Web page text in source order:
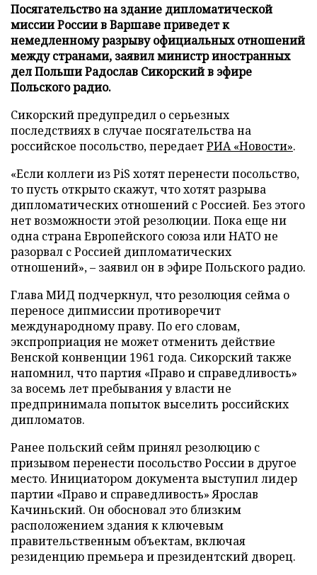
Посягательство на здание дипломатической
миссии России в Варшаве приведет к
немедленному разрыву официальных отношений
между странами, заявил министр иностранных
дел Польши Радослав Сикорский в эфире
Польского радио.
Сикорский предупредил о серьезных
последствиях в случае посягательства на
российское посольство, передаетРИА «Новости».
«Если коллеги из PiS хотят перенести посольство,
то пусть открыто скажут, что хотят разрыва
дипломатических отношений с Россией. Без этого
нет возможности этой резолюции. Пока еще ни
одна страна Европейского союза или НАТО не
разорвал с Россией дипломатических
отношений», – заявил он в эфире Польского радио.
Глава МИД подчеркнул, что резолюция сейма о
переносе дипмиссии противоречит
международному праву. По его словам,
экспроприация не может отменить действие
Венской конвенции 1961 года. Сикорский также
напомнил, что партия «Право и справедливость»
за восемь лет пребывания у власти не
предпринимала попыток выселить российских
дипломатов.
Ранее польский сейм принял резолюцию с
призывом перенести посольство России в другое
место. Инициатором документа выступил лидер
партии «Право и справедливость» Ярослав
Качиньский. Он обосновал это близким
расположением здания к ключевым
правительственным объектам, включая
резиденцию премьера и президентский дворец.